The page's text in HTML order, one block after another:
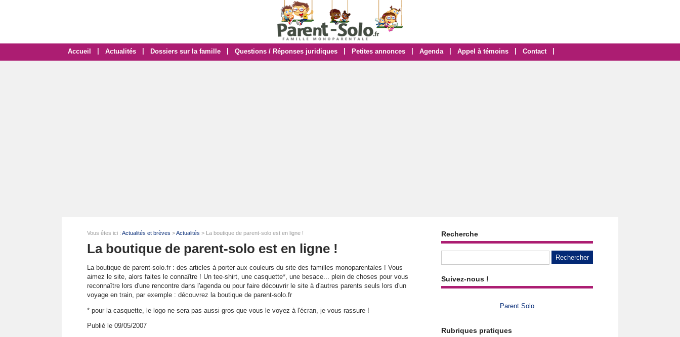
Accueil Actualités Dossiers sur la famille Questions / Réponses juridiques Petites annonces Agenda Appel à témoins Contact
Vous êtes ici : Actualités et brèves >Actualités > La boutique de parent-solo est en ligne !
La boutique de parent-solo est en ligne !
La boutique de parent-solo.fr : des articles à porter aux couleurs du site des familles monoparentales ! Vous
aimez le site, alors faites le connaître ! Un tee-shirt, une casquette*, une besace... plein de choses pour vous
reconnaître lors d'une rencontre dans l'agenda ou pour faire découvrir le site à d'autres parents seuls lors d'un
voyage en train, par exemple : découvrez la boutique de parent-solo.fr
* pour la casquette, le logo ne sera pas aussi gros que vous le voyez à l'écran, je vous rassure !
Publié le 09/05/2007
Recherche
Suivez-nous !
Parent Solo
Rubriques pratiques